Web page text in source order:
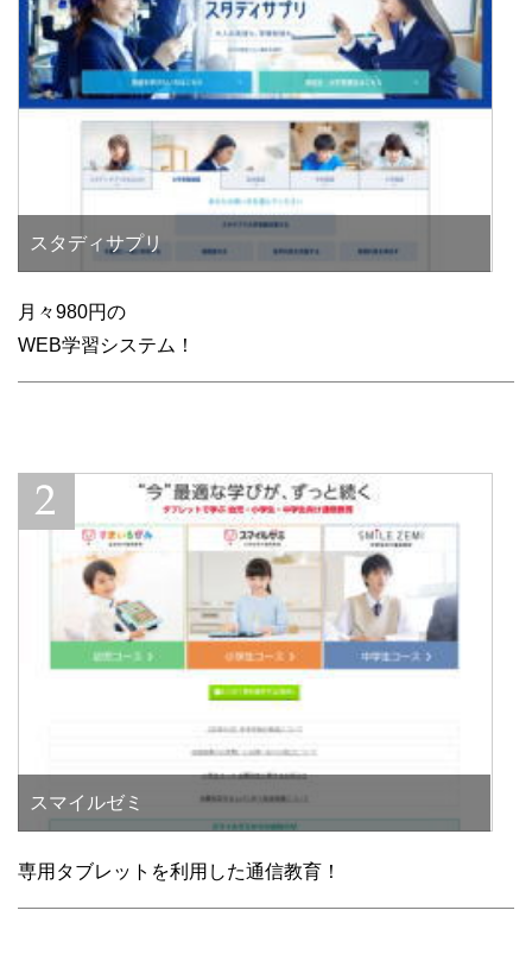
スタディサプリ
月々980円の
WEB学習システム！
スマイルゼミ
専用タブレットを利用した通信教育！